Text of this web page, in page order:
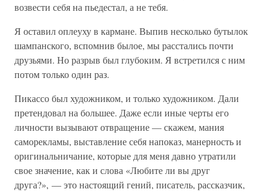
возвести себя на пьедестал, а не тебя.
Я оставил оплеуху в кармане. Выпив несколько бутылок
шампанского, вспомнив былое, мы расстались почти
друзьями. Но разрыв был глубоким. Я встретился с ним
потом только один раз.
Пикассо был художником, и только художником. Дали
претендовал на большее. Даже если иные черты его
личности вызывают отвращение — скажем, мания
саморекламы, выставление себя напоказ, манерность и
оригинальничание, которые для меня давно утратили
свое значение, как и слова «Любите ли вы друг
друга?», — это настоящий гений, писатель, рассказчик,